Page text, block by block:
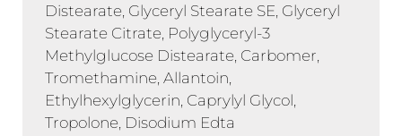
Distearate, Glyceryl Stearate SE, Glyceryl
Stearate Citrate, Polyglyceryl-3
Methylglucose Distearate, Carbomer,
Tromethamine, Allantoin,
Ethylhexylglycerin, Caprylyl Glycol,
Tropolone, Disodium Edta